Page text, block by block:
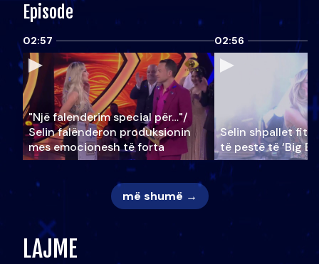
Episode
02:57
"Një falenderim special për…"/
Selin falënderon produksionin
mes emocionesh të forta
02:56
Selin shpallet
të pestë të ‘Big
më shumë →
LAJME